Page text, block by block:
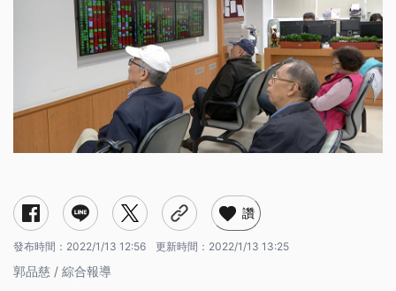
讚
發布時間： 2022/1/13 12:56 更新時間： 2022/1/13 13:25
郭品慈 / 綜合報導